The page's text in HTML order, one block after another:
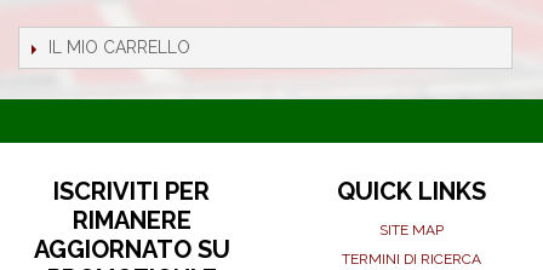
IL MIO CARRELLO
ISCRIVITI PER
RIMANERE
AGGIORNATO SU
QUICK LINKS
SITE MAP
TERMINI DI RICERCA